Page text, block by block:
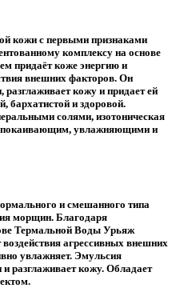
кожи с первыми признаками
комплексу на основе
придаёт коже энергию и
внешних факторов. Он
кожу и придает ей
бархатистой и здоровой.
солями, изотоническая
увлажняющими и
и смешанного типа
морщин. Благодаря
Термальной Воды Урьяж
агрессивных внешних
увлажняет. Эмульсия
разглаживает кожу. Обладает